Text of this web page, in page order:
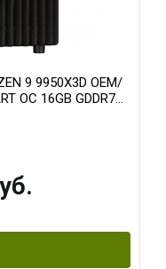
9 9950X3D OEM/
OC 16GB GDDR7